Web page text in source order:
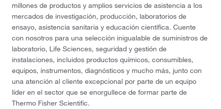
millones de productos y amplios servicios de asistencia a los
mercados de investigación, producción, laboratorios de
ensayo, asistencia sanitaria y educación científica. Cuente
con nosotros para una selección inigualable de suministros de
laboratorio, Life Sciences, seguridad y gestión de
instalaciones, incluidos productos químicos, consumibles,
equipos, instrumentos, diagnósticos y mucho más, junto con
una atención al cliente excepcional por parte de un equipo
líder en el sector que se enorgullece de formar parte de
Thermo Fisher Scientific.